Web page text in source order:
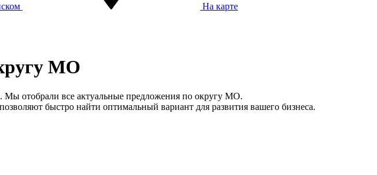
На карте
МО
Мы отобрали все актуальные предложения по округу МО.
быстро найти оптимальный вариант для развития вашего бизнеса.